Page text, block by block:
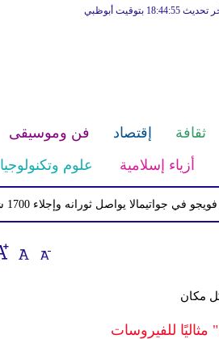
تحديث 18:44:55 بتوقيت أبوظبي
ثقافة إقتصاد فن وموسيقى
أزياء إسلامية علوم وتكنولوجيا
ثورانه وإجلاء 1700 شخص بسبب الرماد والتدفقات الطينية
مكان
للفيروسات